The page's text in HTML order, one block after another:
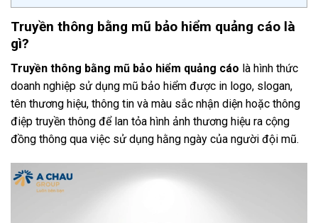
Truyền thông bằng mũ bảo hiểm quảng cáo là
gì?
Truyền thông bằng mũ bảo hiểm quảng cáo là hình thức
doanh nghiệp sử dụng mũ bảo hiểm được in logo, slogan,
tên thương hiệu, thông tin và màu sắc nhận diện hoặc thông
điệp truyền thông để lan tỏa hình ảnh thương hiệu ra cộng
đồng thông qua việc sử dụng hằng ngày của người đội mũ.